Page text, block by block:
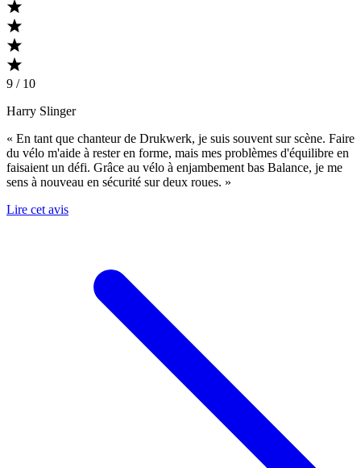
9 / 10
Harry Slinger
« En tant que chanteur de Drukwerk, je suis souvent sur scène. Faire
du vélo m'aide à rester en forme, mais mes problèmes d'équilibre en
faisaient un défi. Grâce au vélo à enjambement bas Balance, je me
sens à nouveau en sécurité sur deux roues. »
Lire cet avis